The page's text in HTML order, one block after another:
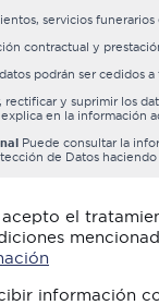
servicios
contractual y
podrán ser cedidos a
rectificar y suprimir los
en la información
Puede consultar la
de Datos
el
información